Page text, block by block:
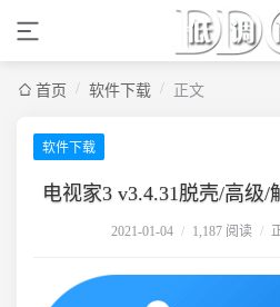
首页 / 软件下载 / 正文
软件下载
电视家3 v3.4.31脱壳/高级
2021-01-04 / 1,187 阅读 /